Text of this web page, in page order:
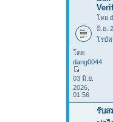
โดย
มิ.ย.
โรบั
โดย
dang0044
03 มิ.ย.
2026,
01:56
รับส